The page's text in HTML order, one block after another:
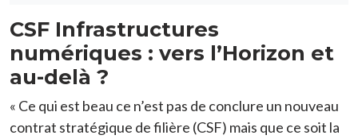
CSF Infrastructures
numériques : vers l’Horizon et
au-delà ?
« Ce qui est beau ce n’est pas de conclure un nouveau
contrat stratégique de filière (CSF) mais que ce soit la